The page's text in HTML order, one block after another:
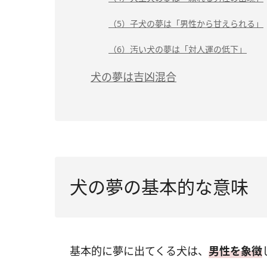
（5）子犬の夢は「男性から甘えられる」
（6）汚い犬の夢は「対人運の低下」
犬の夢は吉凶混合
犬の夢の基本的な意味
基本的に夢に出てくる犬は、 男性を象徴